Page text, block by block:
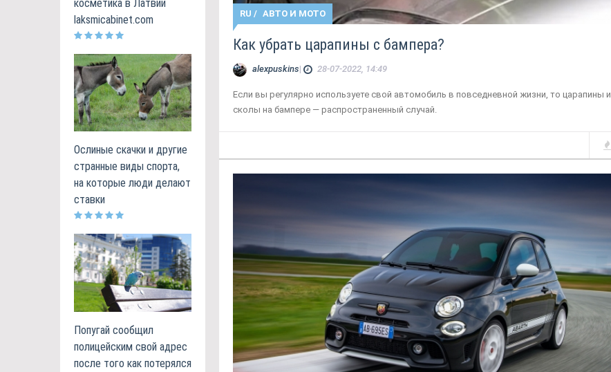
косметика в Латвии
laksmicabinet.com
Ослиные скачки и другие
странные виды спорта,
на которые люди делают
ставки
Попугай сообщил
полицейским свой адрес
после того как потерялся
RU / АВТО И МОТО
Как убрать царапины с бампера?
alexpuskins| 28-07-2022, 14:49
Если вы регулярно используете свой автомобиль в повседневной жизни, то царапины и
сколы на бампере — распространенный случай.